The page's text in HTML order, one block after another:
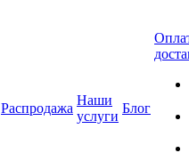
Распродажа
Наши
услуги
Блог